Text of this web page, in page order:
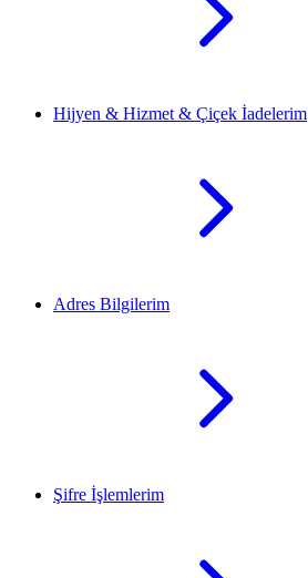
Hijyen & Hizmet & Çiçek İadelerim
Adres Bilgilerim
Şifre İşlemlerim